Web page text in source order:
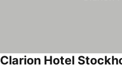
Clarion Hotel